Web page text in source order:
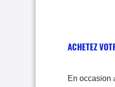
ACHETEZ
En occasion